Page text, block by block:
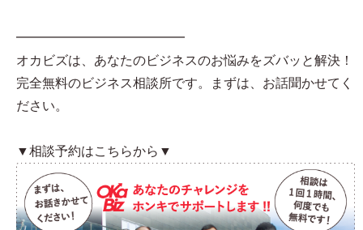
━━━━━━━━━━━━━
オカビズは、あなたのビジネスのお悩みをズバッと解決！
完全無料のビジネス相談所です。まずは、お話聞かせてく
ださい。
▼相談予約はこちらから▼